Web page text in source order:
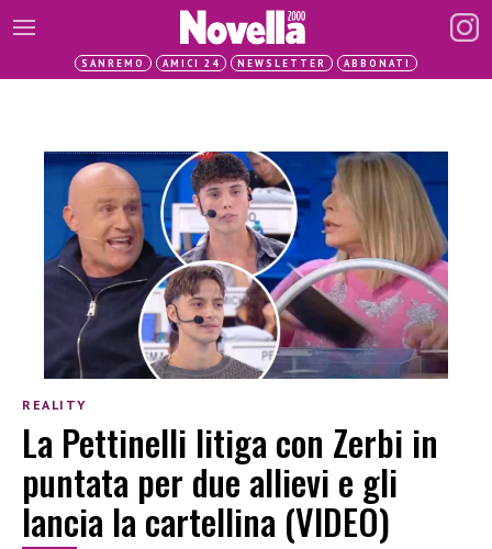
SANREMO AMICI 24 NEWSLETTER ABBONATI
REALITY
La Pettinelli litiga con Zerbi in
puntata per due allievi e gli
lancia la cartellina (VIDEO)